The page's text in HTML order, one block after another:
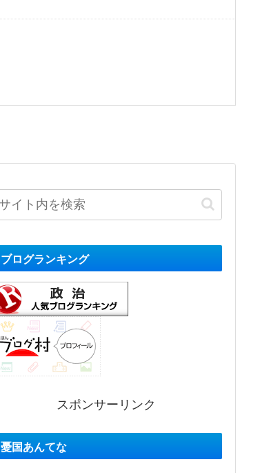
ブログランキング
スポンサーリンク
憂国あんてな